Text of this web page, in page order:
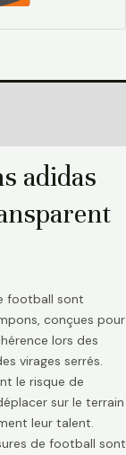
adidas
football sont
conçues pour
lors des
virages serrés.
le risque de
sur le terrain
leur talent.
de football sont